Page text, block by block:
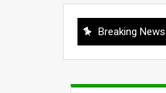
Breaking News